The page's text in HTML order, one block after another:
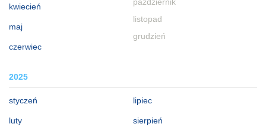
kwiecień
maj
czerwiec
listopad
grudzień
2025
styczeń
luty
lipiec
sierpień